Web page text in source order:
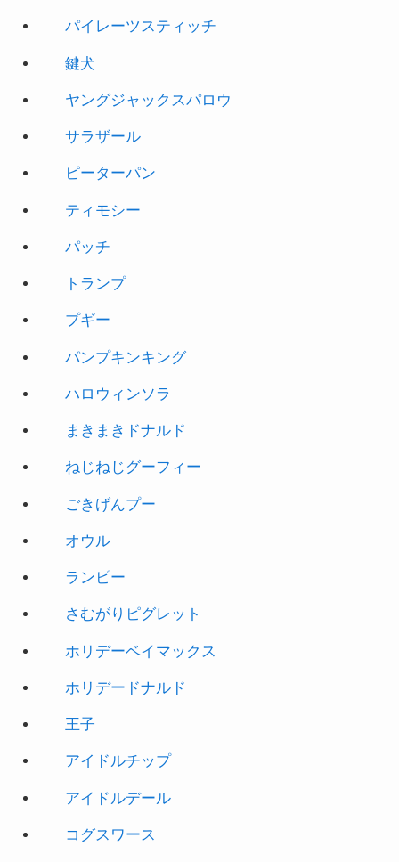
パイレーツスティッチ
鍵犬
ヤングジャックスパロウ
サラザール
ピーターパン
ティモシー
パッチ
トランプ
プギー
パンプキンキング
ハロウィンソラ
まきまきドナルド
ねじねじグーフィー
ごきげんプー
オウル
ランピー
さむがりピグレット
ホリデーベイマックス
ホリデードナルド
王子
アイドルチップ
アイドルデール
コグスワース